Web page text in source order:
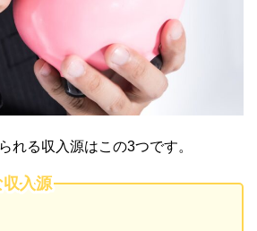
れる収入源はこの3つです。
入源